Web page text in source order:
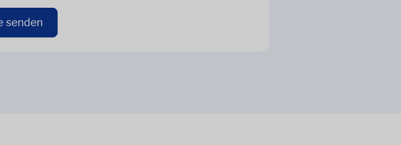
senden